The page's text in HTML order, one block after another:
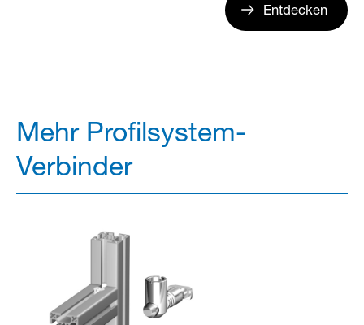
Entdecken
Mehr Profilsystem-
Verbinder